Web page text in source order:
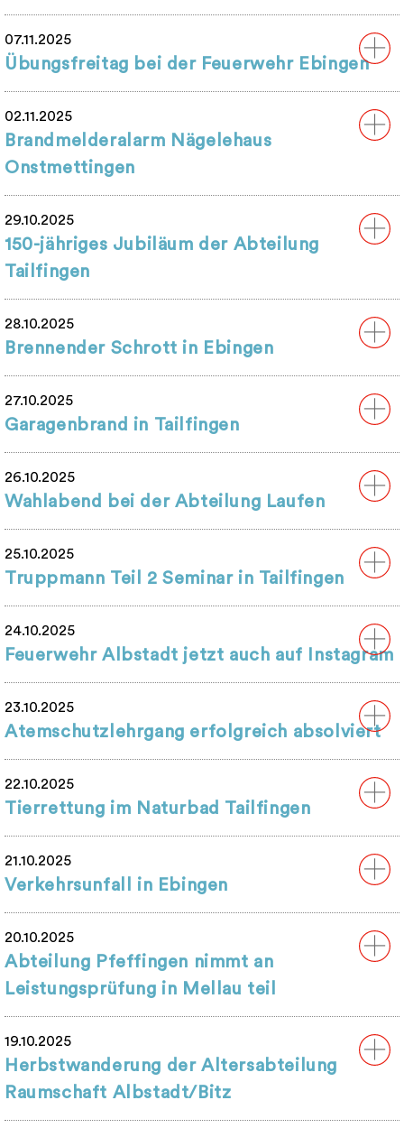
07.11.2025
Übungsfreitag bei der Feuerwehr Ebingen
02.11.2025
Brandmelderalarm Nägelehaus
Onstmettingen
29.10.2025
150-jähriges Jubiläum der Abteilung
Tailfingen
28.10.2025
Brennender Schrott in Ebingen
27.10.2025
Garagenbrand in Tailfingen
26.10.2025
Wahlabend bei der Abteilung Laufen
25.10.2025
Truppmann Teil 2 Seminar in Tailfingen
24.10.2025
Feuerwehr Albstadt jetzt auch auf Instagram
23.10.2025
Atemschutzlehrgang erfolgreich absolviert
22.10.2025
Tierrettung im Naturbad Tailfingen
21.10.2025
Verkehrsunfall in Ebingen
20.10.2025
Abteilung Pfeffingen nimmt an
Leistungsprüfung in Mellau teil
19.10.2025
Herbstwanderung der Altersabteilung
Raumschaft Albstadt/Bitz